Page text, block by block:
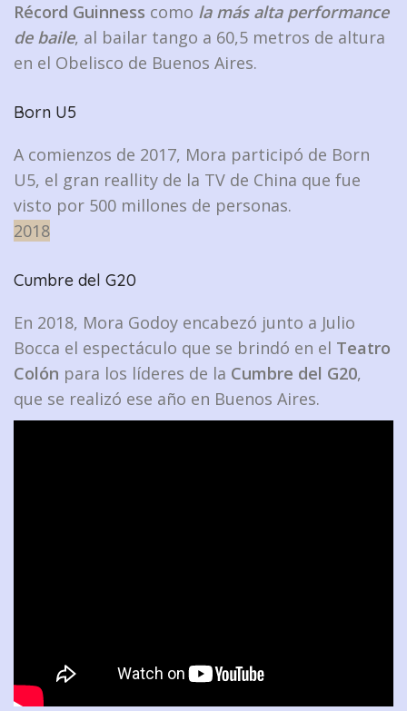
Récord Guinness como la más alta performance
de baile, al bailar tango a 60,5 metros de altura
en el Obelisco de Buenos Aires.
Born U5
A comienzos de 2017, Mora participó de Born
U5, el gran reallity de la TV de China que fue
visto por 500 millones de personas.
2018
Cumbre del G20
En 2018, Mora Godoy encabezó junto a Julio
Bocca el espectáculo que se brindó en el Teatro
Colón para los líderes de la Cumbre del G20,
que se realizó ese año en Buenos Aires.